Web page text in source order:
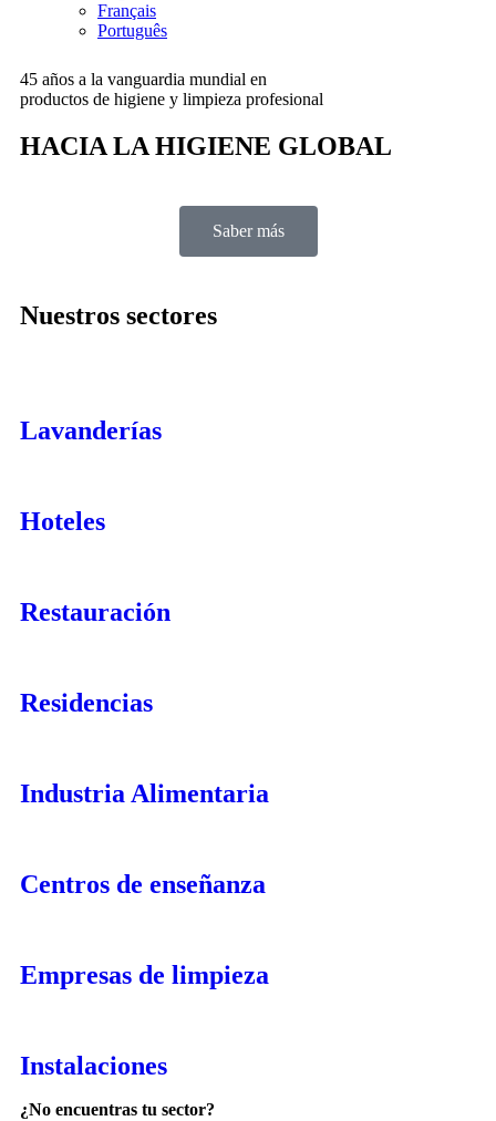
Français
Português
45 años a la vanguardia mundial en
productos de higiene y limpieza profesional
HACIA LA HIGIENE GLOBAL
Saber más
Nuestros sectores
Lavanderías
Hoteles
Restauración
Residencias
Industria Alimentaria
Centros de enseñanza
Empresas de limpieza
Instalaciones
¿No encuentras tu sector?